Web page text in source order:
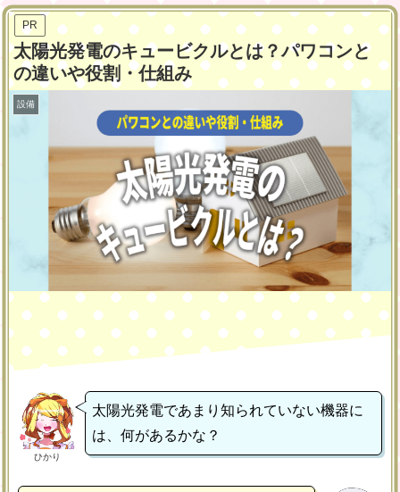
PR
太陽光発電のキュービクルとは？パワコンと
の違いや役割・仕組み
設備
ひかり
太陽光発電であまり知られていない機器に
は、何があるかな？